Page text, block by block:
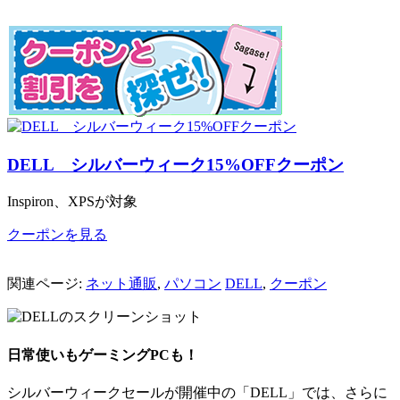
DELL シルバーウィーク15%OFFクーポン
Inspiron、XPSが対象
クーポンを見る
関連ページ: ネット通販, パソコン DELL, クーポン
日常使いもゲーミングPCも！
シルバーウィークセールが開催中の「DELL」では、さらに